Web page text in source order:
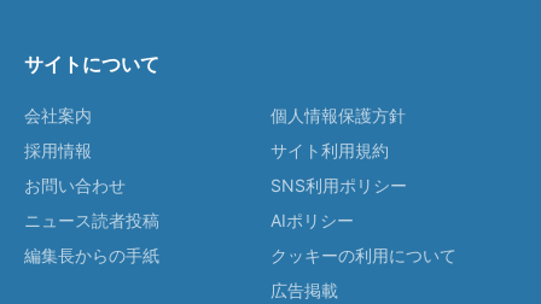
サイトについて
会社案内
採用情報
お問い合わせ
ニュース読者投稿
編集長からの手紙
個人情報保護方針
サイト利用規約
SNS利用ポリシー
AIポリシー
クッキーの利用について
広告掲載